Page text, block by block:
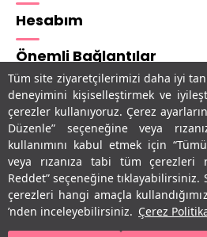
Tüm site ziyaretçilerimizi daha iyi
deneyimini kişiselleştirmek ve
çerezler kullanıyoruz. Çerez
Düzenle” seçeneğine veya
kullanımını kabul etmek için
veya rızanıza tabi tüm çerezleri
Reddet” seçeneğine
çerezleri hangi amaçla
’nden inceleyebilirsiniz. Çerez
Hesabım
Önemli Bağlantılar
Adres & İletişim
Uygulamalarımız